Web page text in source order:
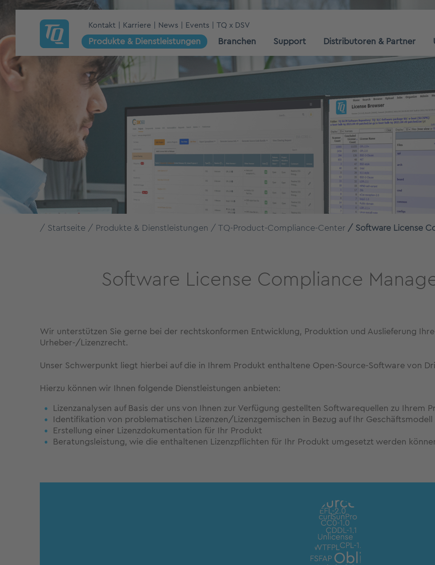
Kontakt Karriere News Events TQ x DSV
Produkte & Dienstleistungen Branchen Support Distributoren & Partner
Startseite Produkte & Dienstleistungen TQ-Product-Compliance-Center Software License
Software License Compliance
Wir unterstützen Sie gerne bei der rechtskonformen Entwicklung, Produktion und Auslieferung
Urheber-/Lizenzrecht.
Unser Schwerpunkt liegt hierbei auf die in Ihrem Produkt enthaltene Open-Source-Software von
Hierzu können wir Ihnen folgende Dienstleistungen anbieten:
Lizenzanalysen auf Basis der uns von Ihnen zur Verfügung gestellten Softwarequellen zu Ihrem
Identifikation von problematischen Lizenzen/Lizenzgemischen in Bezug auf Ihr
Erstellung einer Lizenzdokumentation für Ihr Produkt
Beratungsleistung, wie die enthaltenen Lizenzpflichten für Ihr Produkt umgesetzt werden